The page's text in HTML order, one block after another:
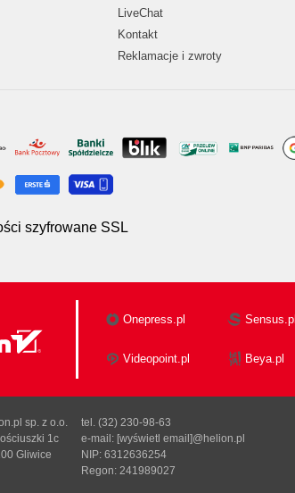
LiveChat
Kontakt
Reklamacje i zwroty
szyfrowane SSL
Onepress.pl Sensus.pl
Videopoint.pl Beya.pl
sp. z o.o.
1c
Gliwice
tel. (32) 230-98-63
e-mail: [wyświetl email]@helion.pl
NIP: 6312636254
Regon: 241989027